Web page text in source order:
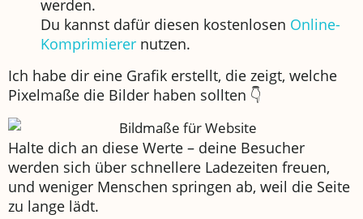
werden.
Du kannst dafür diesen kostenlosen Online-
Komprimierer nutzen.
Ich habe dir eine Grafik erstellt, die zeigt, welche
Pixelmaße die Bilder haben sollten 👇
Halte dich an diese Werte – deine Besucher
werden sich über schnellere Ladezeiten freuen,
und weniger Menschen springen ab, weil die Seite
zu lange lädt.